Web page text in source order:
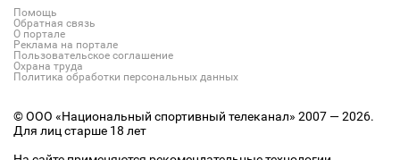
Помощь
Обратная связь
О портале
Реклама на портале
Пользовательское соглашение
Охрана труда
Политика обработки персональных данных
© ООО «Национальный спортивный телеканал» 2007 — 2026.
Для лиц старше 18 лет